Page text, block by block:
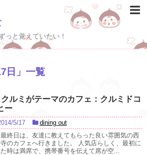
っと覚えていたい！
日 」 一覧
クルミがテーマのカフェ：クルミドコ
ー
5/17
dining out
最終日は、友達に教えてもらった良い雰囲気の西
寺のカフェへ行きました。 人気店らしく、最初に
時は満席で、携帯番号を伝えて席が空...